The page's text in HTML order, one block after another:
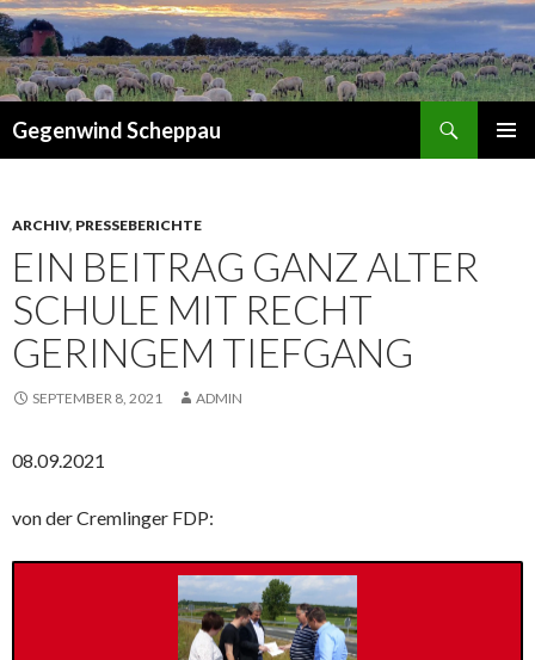
Gegenwind Scheppau
ARCHIV, PRESSEBERICHTE
EIN BEITRAG GANZ ALTER
SCHULE MIT RECHT
GERINGEM TIEFGANG
SEPTEMBER 8, 2021 ADMIN
08.09.2021
von der Cremlinger FDP: